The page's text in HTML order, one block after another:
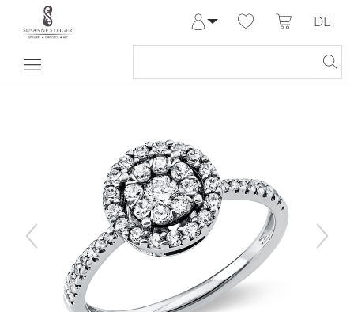
Anmelden
Meine Bestellungen
DE